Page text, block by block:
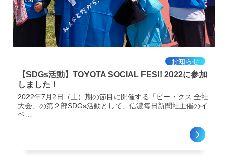
お知らせ
【SDGs活動】TOYOTA SOCIAL FES!! 2022に参加
しました！
2022年7月2日（土）期の節目に開催する「ビー・クス 全社
大会」の第２部SDGs活動として、信濃毎日新聞社主催のイ
ベ…